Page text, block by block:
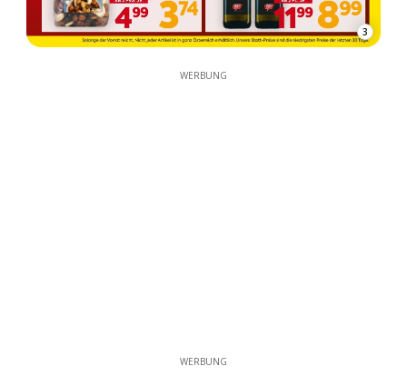
3
WERBUNG
WERBUNG